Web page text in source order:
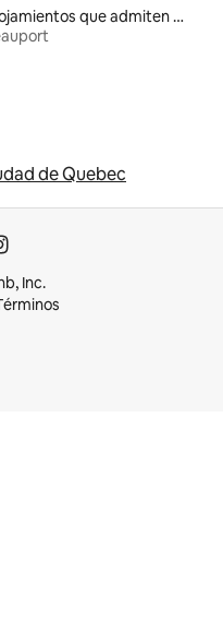
Alojamientos que admiten mascotas
de Quebec
Inc.